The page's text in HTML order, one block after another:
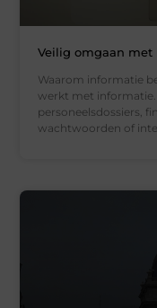
Veilig omgaan
Waarom informatie
werkt met informatie.
personeelsdossiers,
wachtwoorden of